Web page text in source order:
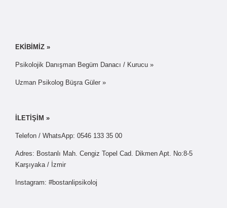
EKİBİMİZ »
Psikolojik Danışman Begüm Danacı / Kurucu »
Uzman Psikolog Büşra Güler »
İLETİŞİM »
Telefon / WhatsApp: 0546 133 35 00
Adres: Bostanlı Mah. Cengiz Topel Cad. Dikmen Apt. No:8-5
Karşıyaka / İzmir
Instagram: #bostanlipsikoloj